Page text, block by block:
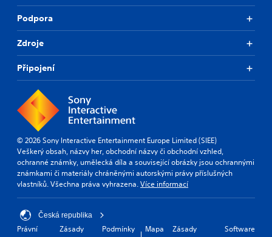
Podpora
Zdroje
Připojení
© 2026 Sony Interactive Entertainment Europe Limited (SIEE)
Veškerý obsah, názvy her, obchodní názvy či obchodní vzhled,
ochranné známky, umělecká díla a související obrázky jsou ochrannými
známkami či materiály chráněnými autorskými právy příslušných
vlastníků. Všechna práva vyhrazena.Více informací
Česká republika
Právní
Zásady
Podmínky
Mapa
Zásady
Software